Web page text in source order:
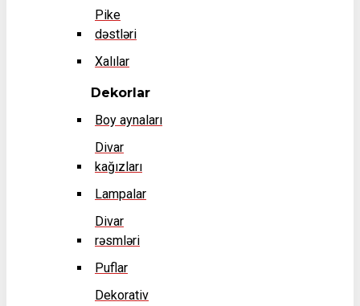
Pike
dəstləri
Xalılar
Dekorlar
Boy aynaları
Divar
kağızları
Lampalar
Divar
rəsmləri
Puflar
Dekorativ